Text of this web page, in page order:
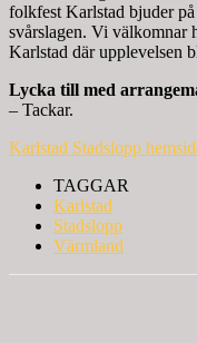
folkfest Karlstad bjuder
svårslagen. Vi välkomnar
Karlstad där upplevelsen
Lycka till med
– Tackar.
Karlstad Stadslopp
TAGGAR
Karlstad
Stadslopp
Värmland